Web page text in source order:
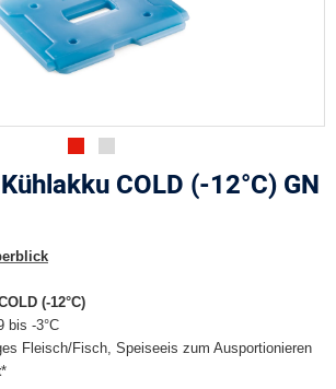
COLD (-12°C) GN
(-12°C)
bis -3°C
Fleisch/Fisch, Speiseeis zum Ausportionieren
*